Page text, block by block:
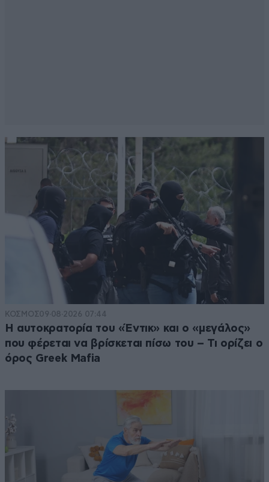
ΚΟΣΜΟΣ09·08·2026 07:44
Η αυτοκρατορία του «Έντικ» και ο «μεγάλος»
που φέρεται να βρίσκεται πίσω του – Τι ορίζει ο
όρος Greek Mafia